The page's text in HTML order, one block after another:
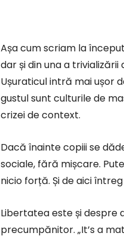
Așa cum scriam la
dar și din una a
Ușuraticul intră mai ușor
gustul sunt culturile de
crizei de context.
Dacă înainte copiii se
sociale, fără mișcare.
nicio forță. Și de aici
Libertatea este și despre
precumpănitor. „It’s a